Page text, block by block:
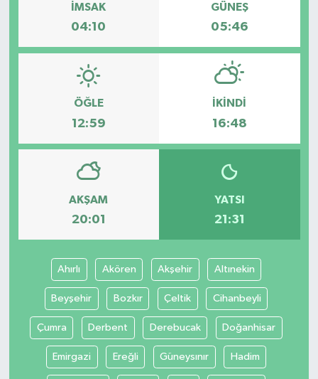
İMSAK
04:10
GÜNEŞ
05:46
ÖĞLE
12:59
İKINDI
16:48
AKŞAM
20:01
YATSI
21:31
Ahırlı Akören Akşehir Altınekin
Beyşehir Bozkır Çeltik Cihanbeyli
Çumra Derbent Derebucak Doğanhisar
Emirgazi Ereğli Güneysınır Hadim